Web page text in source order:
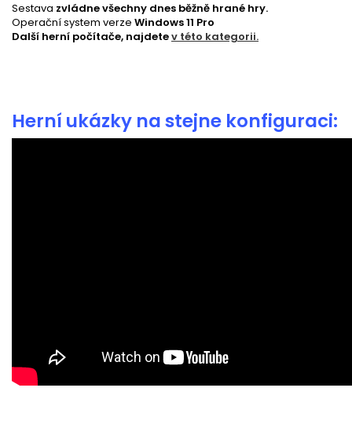
Sestava zvládne všechny dnes běžně hrané hry.
Operační system verze Windows 11 Pro
Další herní počítače, najdetev této kategorii.
Herní ukázky na stejne konfiguraci: